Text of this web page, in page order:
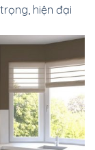
hiện đại